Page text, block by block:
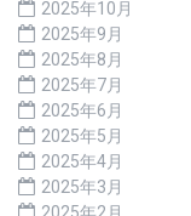
2025年10月
2025年9月
2025年8月
2025年7月
2025年6月
2025年5月
2025年4月
2025年3月
2025年2月